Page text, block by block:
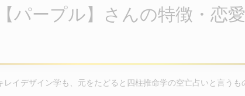
パープル】さんの特徴・恋
レイデザイン学も、元をたどると四柱推命学の空亡占いと言うも